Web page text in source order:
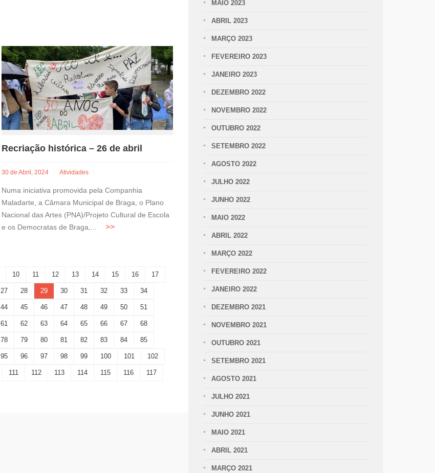
Recriação histórica – 26 de abril
30 de Abril, 2024 Atividades
Numa iniciativa promovida pela Companhia
Maladarte, a Câmara Municipal de Braga, o Plano
Nacional das Artes (PNA)/Projeto Cultural de Escola
e os Democratas de Braga,...
10 11 12 13 14 15 16 17
27 28 29 30 31 32 33 34
44 45 46 47 48 49 50 51
61 62 63 64 65 66 67 68
78 79 80 81 82 83 84 85
95 96 97 98 99 100 101 102
111 112 113 114 115 116 117
MAIO 2023
ABRIL 2023
MARÇO 2023
FEVEREIRO 2023
JANEIRO 2023
DEZEMBRO 2022
NOVEMBRO 2022
OUTUBRO 2022
SETEMBRO 2022
AGOSTO 2022
JULHO 2022
JUNHO 2022
MAIO 2022
ABRIL 2022
MARÇO 2022
FEVEREIRO 2022
JANEIRO 2022
DEZEMBRO 2021
NOVEMBRO 2021
OUTUBRO 2021
SETEMBRO 2021
AGOSTO 2021
JULHO 2021
JUNHO 2021
MAIO 2021
ABRIL 2021
MARÇO 2021